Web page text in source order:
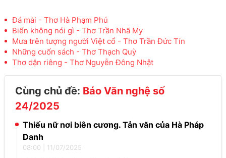
Đá mài - Thơ Hà Phạm Phú
Biển không nói gì - Thơ Trần Nhã My
Mưa trên tượng người Việt cổ - Thơ Trần Đức Tín
Những cuốn sách - Thơ Thạch Quỳ
Thơ dặn riêng - Thơ Nguyễn Đông Nhật
Cùng chủ đề: Báo Văn nghệ số
24/2025
Thiếu nữ nơi biên cương. Tản văn của Hà Pháp
Danh
08:00 11/07/2025